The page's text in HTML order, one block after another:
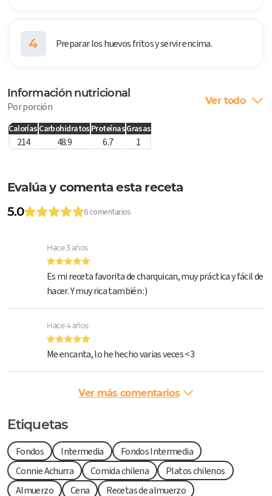
4 Preparar los huevos fritos y servir encima.
Información nutricional
Por porción Ver todo
Calorías Carbohidratos ProteínasGrasas
214 48.9 6.7 1
Evalúa y comenta esta receta
5.0
6 comentarios
Hace 3 años
Es mi receta favorita de charquican, muy práctica y fácil de
hacer. Y muy rica también :)
Hace 4 años
Me encanta, lo he hecho varias veces <3
Ver más comentarios
Etiquetas
Fondos Intermedia
Fondos Intermedia
Connie Achurra
Comida chilena
Platos chilenos
Almuerzo
Cena Recetas de almuerzo